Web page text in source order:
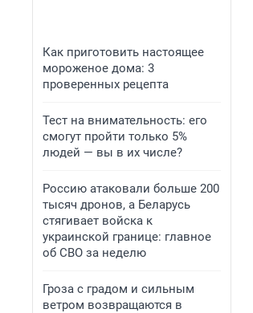
Как приготовить настоящее
мороженое дома: 3
проверенных рецепта
Тест на внимательность: его
смогут пройти только 5%
людей — вы в их числе?
Россию атаковали больше 200
тысяч дронов, а Беларусь
стягивает войска к
украинской границе: главное
об СВО за неделю
Гроза с градом и сильным
ветром возвращаются в